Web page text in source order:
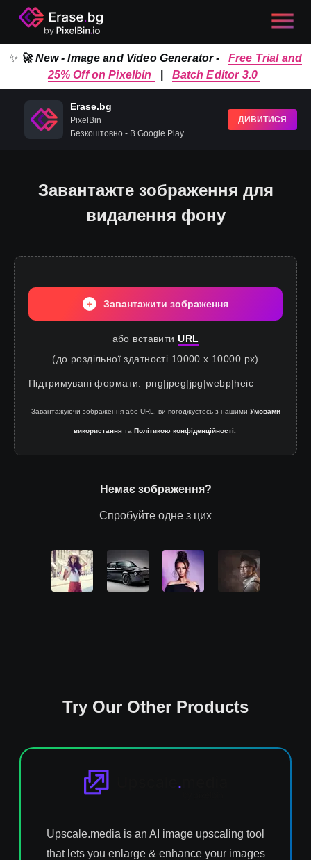
✨ 🚀 New - Image and Video Generator -
Free Trial and
25% Off on Pixelbin
Batch Editor 3.0
Erase.bg
PixelBin
Безкоштовно - В Google Play
ДИВИТИСЯ
Завантажте зображення для
видалення фону
Завантажити зображення
або вставити URL
(до роздільної здатності 10000 x 10000 px)
Підтримувані формати: png|jpeg|jpg|webp|heic
Завантажуючи зображення або URL, ви погоджуєтесь з нашими Умовами
використання та Політикою конфіденційності.
Немає зображення?
Спробуйте одне з цих
Try Our Other Products
Upscale.media is an AI image upscaling tool
that lets you enlarge & enhance your images